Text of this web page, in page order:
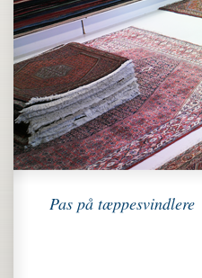
Pas på tæppesvindlere